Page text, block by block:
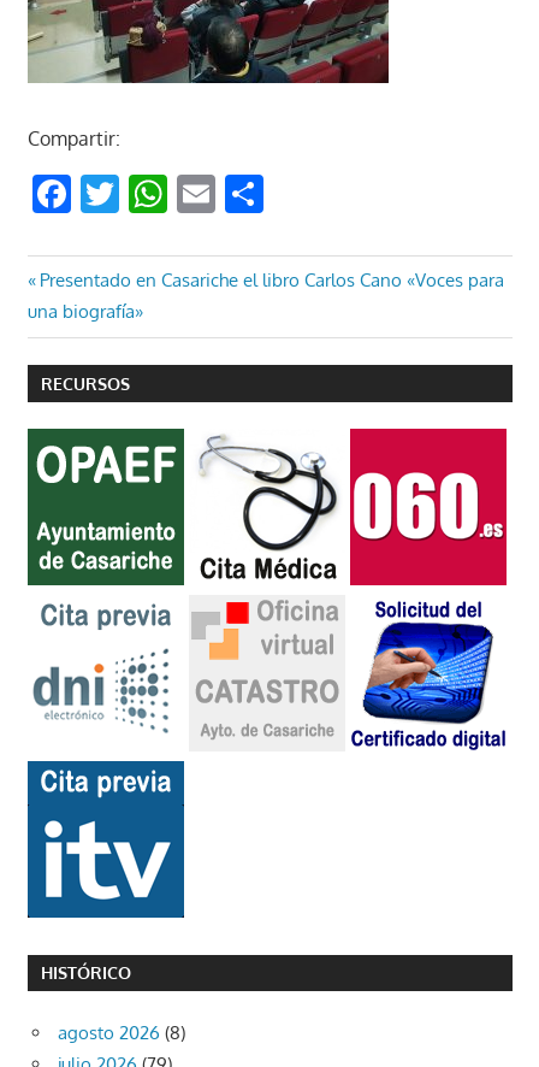
Compartir:
Facebook
Twitter
WhatsApp
EmailCompartir
Navegación
de
entradas
Entrada
anterior:
Presentado en Casariche el libro Carlos Cano «Voces para
una biografía»
RECURSOS
HISTÓRICO
agosto 2026 (8)